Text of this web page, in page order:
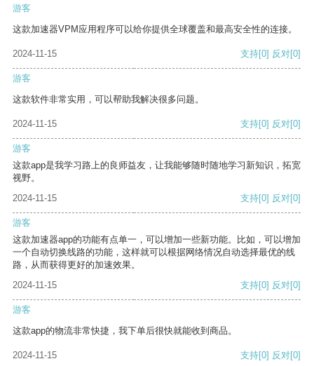
游客
这款加速器VPM应用程序可以给你提供全球覆盖和最高安全性的连接。
2024-11-15 支持[0] 反对[0]
游客
这款软件非常实用，可以帮助我解决很多问题。
2024-11-15 支持[0] 反对[0]
游客
这款app是我学习路上的良师益友，让我能够随时随地学习新知识，拓宽
视野。
2024-11-15
支持[0] 反对[0]
游客
这款加速器app的功能有点单一，可以增加一些新功能。比如，可以增加
一个自动切换线路的功能，这样就可以根据网络情况自动选择最优的线
路，从而获得更好的加速效果。
2024-11-15
支持[0] 反对[0]
游客
这款app的物流非常快捷，我下单后很快就能收到商品。
2024-11-15 支持[0] 反对[0]